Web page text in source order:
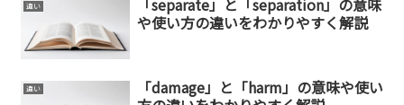
違い
「separate」と「separation」の意味
や使い方の違いをわかりやすく解説
違い
「damage」と「harm」の意味や使い